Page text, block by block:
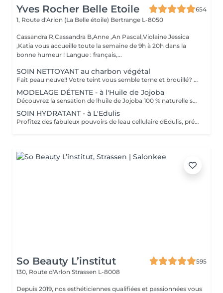
Yves Rocher Belle Etoile
654
1, Route d'Arlon (La Belle étoile) Bertrange L-8050
Cassandra R,Cassandra B,Anne ,An Pascal,Violaine Jessica
,Katia vous accueille toute la semaine de 9h à 20h dans la
bonne humeur ! Langue : français,...
SOIN NETTOYANT au charbon végétal
Fait peau neuve!! Votre teint vous semble terne et brouillé? vous ressentez le besoin de nettoyer votre peau ?.Ce soin nettoyant s'adresse à vous. Il permettra de traiter votre peau sans la décaper. Purifié et detoxifiie votre visage retrouve un teint unifié, frais et lumineux. Une vraie bouffée d'oxygène pour votre peau !! Idéal pour les peaux mixtes à Grasses
MODELAGE DÉTENTE - à l'Huile de Jojoba
Découvrez la sensation de lhuile de Jojoba 100 % naturelle sur votre peau. Nourrie, votre peau retrouve tout son confort. Libéré de ses tensions grâce aux mains habiles de notre esthéticienne, votre visage est détendu. Bénéfices : Nourrie, votre peau retrouve tout son confort.
SOIN HYDRATANT - à L'Edulis
Profitez des fabuleux pouvoirs de leau cellulaire dEdulis, précieuse source dhydratation continue. Après la brumisation du Sérum concentré en eau cellulaire, le Masque Crème ressourçant se transforme en une texture soyeuse qui fond sur votre peau sous le délicat modelage de notre esthéticienne. Bénéfices : Gorgée deau, votre peau retrouve douceur, souplesse et éclat. Retrouvez le confort dune peau hydratée en continu.
So Beauty L’institut
595
130, Route d'Arlon Strassen L-8008
Depuis 2019, nos esthéticiennes qualifiées et passionnées vous